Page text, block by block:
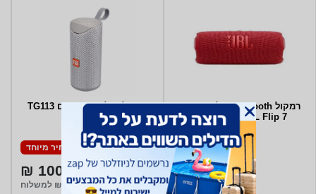
רמקול Bluetooth אלחוטי נייד
JBL Flip 7 - צבע אדום
מחיר מיוחד
359 ₪
משלוח חינם
רמקול שולחני TG דגם TG113
מחיר מיוחד
100 ₪
₪35 למשלוח